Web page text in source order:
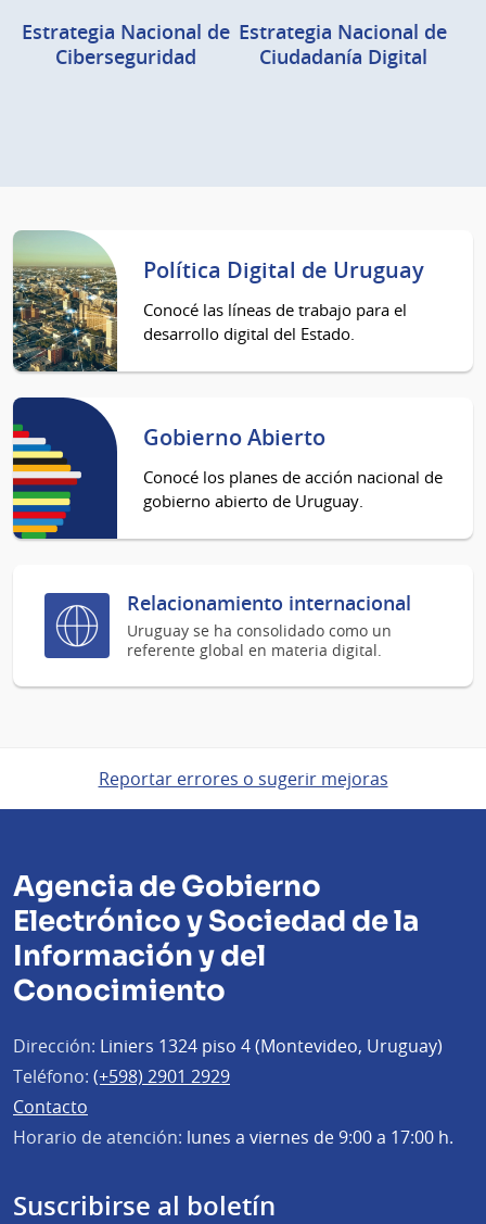
Estrategia Nacional de
Ciberseguridad
Estrategia Nacional de
Ciudadanía Digital
Política Digital de Uruguay
Conocé las líneas de trabajo para el
desarrollo digital del Estado.
Gobierno Abierto
Conocé los planes de acción nacional de
gobierno abierto de Uruguay.
Relacionamiento internacional
Uruguay se ha consolidado como un
referente global en materia digital.
Reportar errores o sugerir mejoras
Agencia de Gobierno
Electrónico y Sociedad de la
Información y del
Conocimiento
Dirección: Liniers 1324 piso 4 (Montevideo, Uruguay)
Teléfono: (+598) 2901 2929
Contacto
Horario de atención: lunes a viernes de 9:00 a 17:00 h.
Suscribirse al boletín